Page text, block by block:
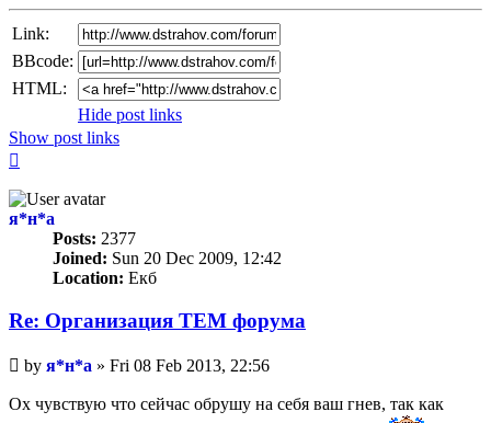
Link:
BBcode:
HTML:
Hide post links
Show post links
я*н*а
Posts: 2377
Joined: Sun 20 Dec 2009, 12:42
Location: Екб
Re: Организация TЕМ форума
Unread
post
by я*н*а » Fri 08 Feb 2013, 22:56
Ох чувствую что сейчас обрушу на себя ваш гнев, так как